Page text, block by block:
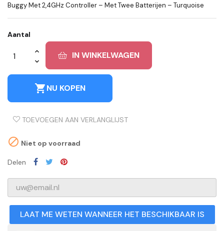
Buggy Met 2,4GHz Controller – Met Twee Batterijen – Turquoise
Aantal
IN WINKELWAGEN
shopping_cartNU KOPEN
TOEVOEGEN AAN VERLANGLIJST
 Niet op voorraad
Delen
LAAT ME WETEN WANNEER HET BESCHIKBAAR IS